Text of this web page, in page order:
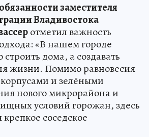
заместителя
Владивостока
отметил важность
«В нашем городе
дома, а создавать
жизни. Помимо равновесия
и зелёными
нового микрорайона и
условий горожан, здесь
соседское